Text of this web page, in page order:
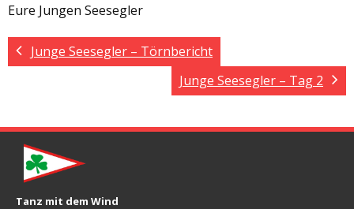
Eure Jungen Seesegler
Junge Seesegler – Törnbericht
Junge Seesegler – Tag 2
Tanz mit dem Wind